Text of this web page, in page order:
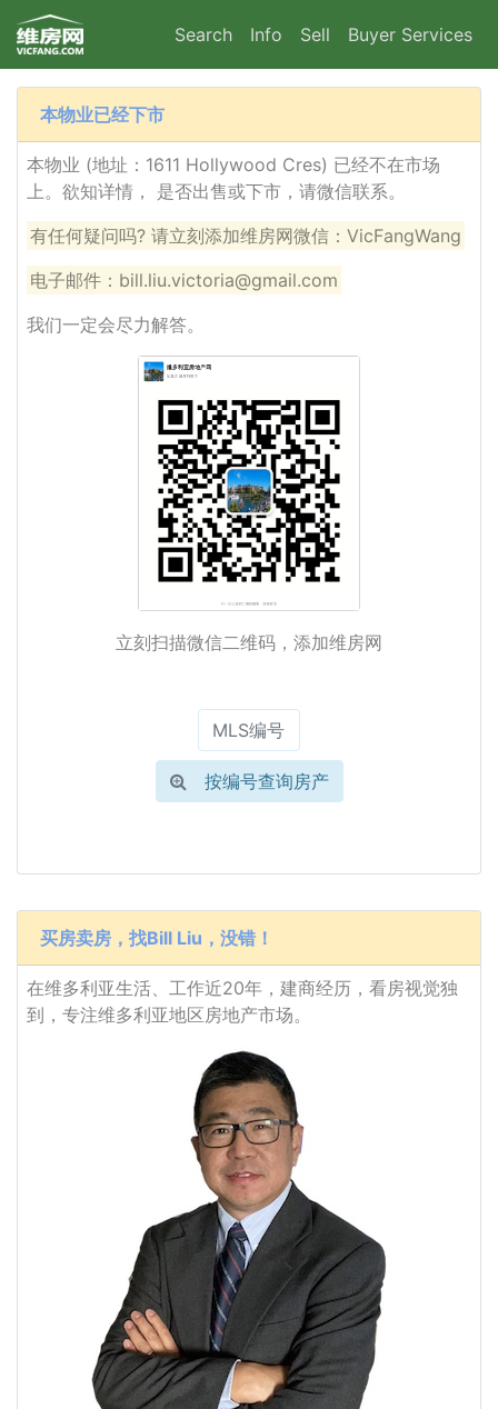
Search Info Sell Buyer Services
本物业已经下市
本物业 (地址：1611 Hollywood Cres) 已经不在市场
上。欲知详情， 是否出售或下市，请微信联系。
有任何疑问吗? 请立刻添加维房网微信：VicFangWang
电子邮件：bill.liu.victoria@gmail.com
我们一定会尽力解答。
立刻扫描微信二维码，添加维房网
按编号查询房产
买房卖房，找Bill Liu，没错！
在维多利亚生活、工作近20年，建商经历，看房视觉独
到，专注维多利亚地区房地产市场。